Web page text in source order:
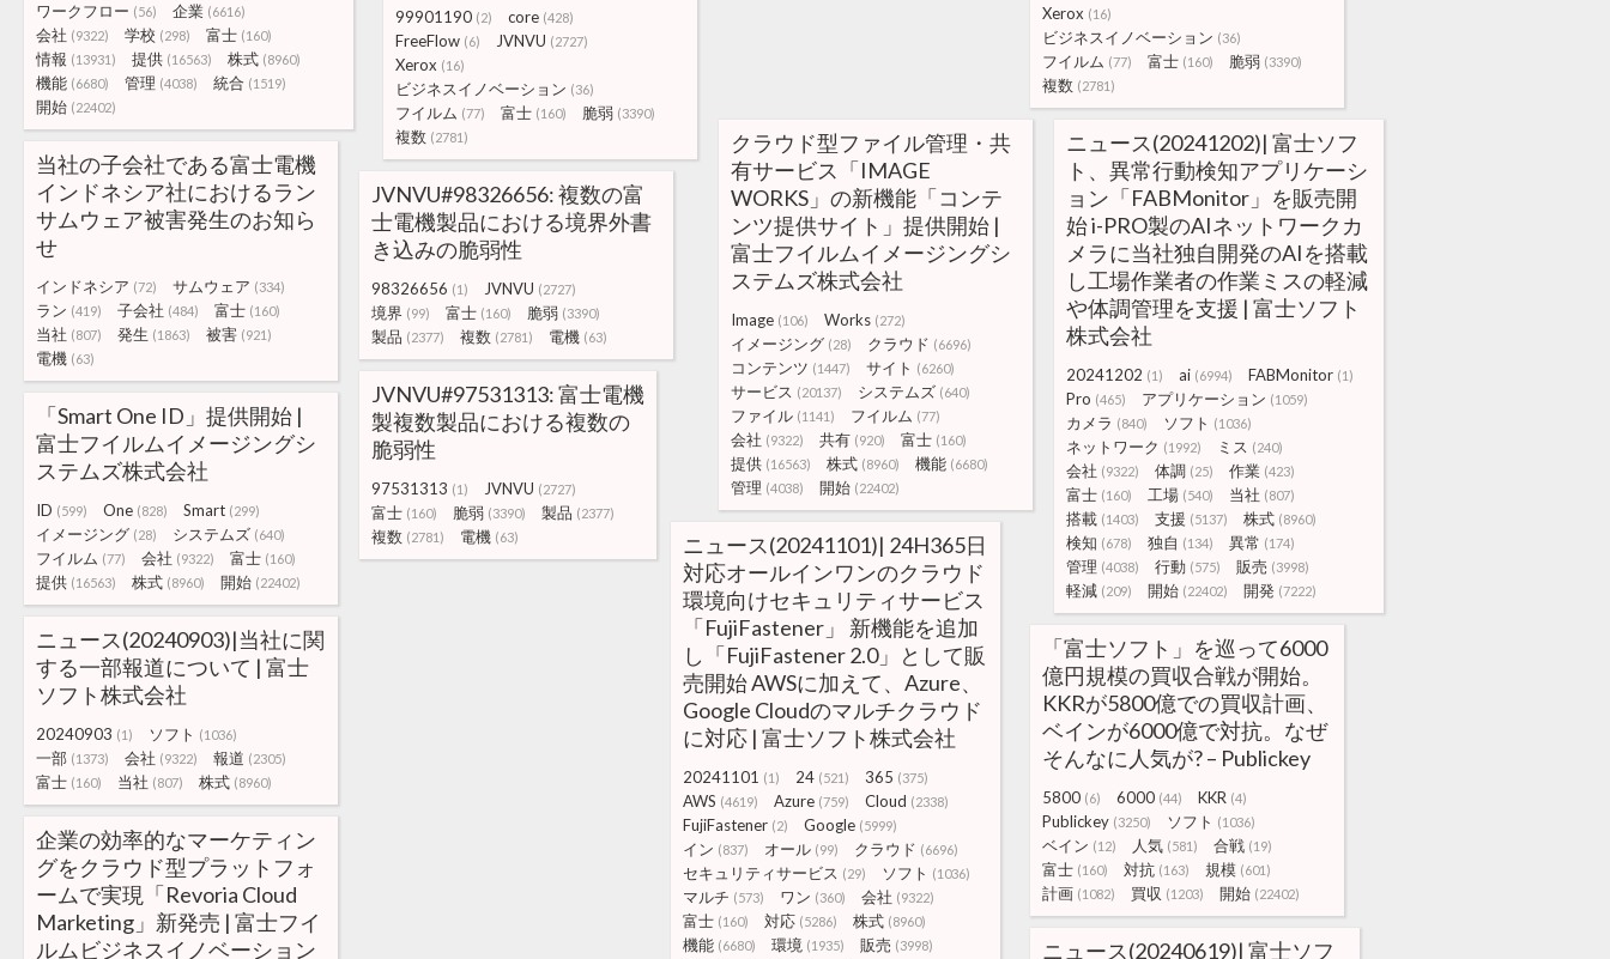
ワークフロー (56) 企業 (6616)
会社 (9322) 学校 (298) 富士 (160)
情報 (13931) 提供 (16563) 株式 (8960)
機能 (6680) 管理 (4038) 統合 (1519)
開始 (22402)
Xerox (16)
ビジネスイノベーション (36)
フイルム (77) 富士 (160) 脆弱 (3390)
複数 (2781)
99901190 (2) core (428)
FreeFlow (6) JVNVU (2727)
Xerox (16)
ビジネスイノベーション (36)
フイルム (77) 富士 (160) 脆弱 (3390)
複数 (2781)
クラウド型ファイル管理・共
有サービス「IMAGE
WORKS」の新機能「コンテ
ンツ提供サイト」提供開始 |
富士フイルムイメージングシ
ステムズ株式会社
Image (106) Works (272)
イメージング (28) クラウド (6696)
コンテンツ (1447) サイト (6260)
サービス (20137) システムズ (640)
ファイル (1141) フイルム (77)
会社 (9322) 共有 (920) 富士 (160)
提供 (16563) 株式 (8960) 機能 (6680)
管理 (4038) 開始 (22402)
ニュース(20241202)| 富士ソフ
ト、異常行動検知アプリケーシ
ョン「FABMonitor」を販売開
始 i-PRO製のAIネットワークカ
メラに当社独自開発のAIを搭載
し工場作業者の作業ミスの軽減
や体調管理を支援 | 富士ソフト
株式会社
20241202 (1) ai (6994) FABMonitor (1)
Pro (465) アプリケーション (1059)
カメラ (840) ソフト (1036)
ネットワーク (1992) ミス (240)
会社 (9322) 体調 (25) 作業 (423)
富士 (160) 工場 (540) 当社 (807)
搭載 (1403) 支援 (5137) 株式 (8960)
検知 (678) 独自 (134) 異常 (174)
管理 (4038) 行動 (575) 販売 (3998)
軽減 (209) 開始 (22402) 開発 (7222)
当社の子会社である富士電機
インドネシア社におけるラン
サムウェア被害発生のお知ら
せ
インドネシア (72) サムウェア (334)
ラン (419) 子会社 (484) 富士 (160)
当社 (807) 発生 (1863) 被害 (921)
電機 (63)
JVNVU#98326656: 複数の富
士電機製品における境界外書
き込みの脆弱性
98326656 (1) JVNVU (2727)
境界 (99) 富士 (160) 脆弱 (3390)
製品 (2377) 複数 (2781) 電機 (63)
JVNVU#97531313: 富士電機
製複数製品における複数の
脆弱性
97531313 (1) JVNVU (2727)
富士 (160) 脆弱 (3390) 製品 (2377)
複数 (2781) 電機 (63)
ニュース(20241101)| 24H365日
対応オールインワンのクラウド
環境向けセキュリティサービス
「FujiFastener」 新機能を追加
し「FujiFastener 2.0」として販
売開始 AWSに加えて、Azure、
Google Cloudのマルチクラウド
に対応 | 富士ソフト株式会社
20241101 (1) 24 (521) 365 (375)
AWS (4619) Azure (759) Cloud (2338)
FujiFastener (2) Google (5999)
イン (837) オール (99) クラウド (6696)
セキュリティサービス (29) ソフト (1036)
マルチ (573) ワン (360) 会社 (9322)
富士 (160) 対応 (5286) 株式 (8960)
機能 (6680) 環境 (1935) 販売 (3998)
「Smart One ID」提供開始 |
富士フイルムイメージングシ
ステムズ株式会社
ID (599) One (828) Smart (299)
イメージング (28) システムズ (640)
フイルム (77) 会社 (9322) 富士 (160)
提供 (16563) 株式 (8960) 開始 (22402)
ニュース(20240903)|当社に関
する一部報道について | 富士
ソフト株式会社
20240903 (1) ソフト (1036)
一部 (1373) 会社 (9322) 報道 (2305)
富士 (160) 当社 (807) 株式 (8960)
「富士ソフト」を巡って6000
億円規模の買収合戦が開始。
KKRが5800億での買収計画、
ベインが6000億で対抗。なぜ
そんなに人気が? – Publickey
5800 (6) 6000 (44) KKR (4)
Publickey (3250) ソフト (1036)
ベイン (12) 人気 (581) 合戦 (19)
富士 (160) 対抗 (163) 規模 (601)
計画 (1082) 買収 (1203) 開始 (22402)
企業の効率的なマーケティン
グをクラウド型プラットフォ
ームで実現「Revoria Cloud
Marketing」新発売 | 富士フイ
ルムビジネスイノベーション
ニュース(20240619)| 富士ソフ